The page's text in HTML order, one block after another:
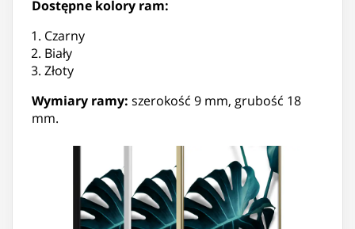
Dostępne kolory ram:
Czarny
Biały
Złoty
Wymiary ramy: szerokość 9 mm, grubość 18
mm.